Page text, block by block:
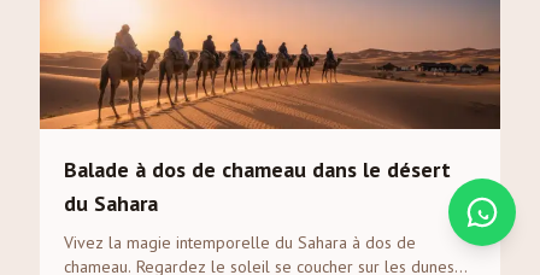
Balade à dos de chameau dans le désert
du Sahara
Vivez la magie intemporelle du Sahara à dos de
chameau. Regardez le soleil se coucher sur les dunes